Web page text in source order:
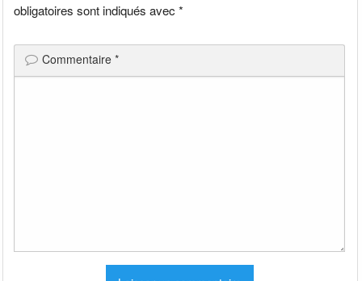
obligatoires sont indiqués avec*
Commentaire*